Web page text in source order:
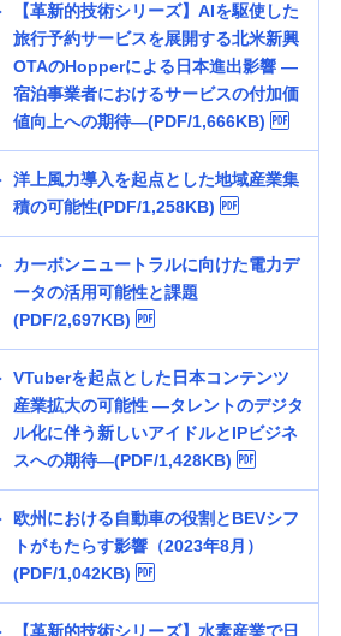
【革新的技術シリーズ】AIを駆使した
旅行予約サービスを展開する北米新興
OTAのHopperによる日本進出影響 —
宿泊事業者におけるサービスの付加価
値向上への期待—(PDF/1,666KB)
洋上風力導入を起点とした地域産業集
積の可能性(PDF/1,258KB)
カーボンニュートラルに向けた電力デ
ータの活用可能性と課題
(PDF/2,697KB)
VTuberを起点とした日本コンテンツ
産業拡大の可能性 —タレントのデジタ
ル化に伴う新しいアイドルとIPビジネ
スへの期待—(PDF/1,428KB)
欧州における自動車の役割とBEVシフ
トがもたらす影響（2023年8月）
(PDF/1,042KB)
【革新的技術シリーズ】水素産業で日